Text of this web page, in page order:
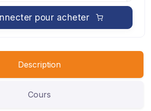
pour acheter
Description
Cours